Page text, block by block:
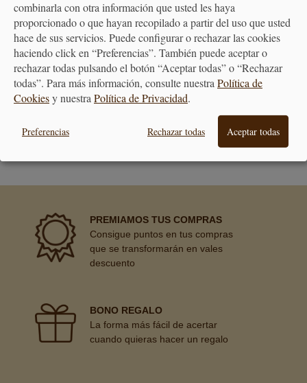
AL CLIENTE
PREMIAMOS TUS COMPRAS
Consigue puntos en tus compras
que se transformarán en vales
descuento
BONO REGALO
La forma más fácil de acertar
cuando quieras hacer un regalo
combinarla con otra información que usted les haya
proporcionado o que hayan recopilado a partir del uso que usted
hace de sus servicios. Puede configurar o rechazar las cookies
haciendo click en “Preferencias”. También puede aceptar o
rechazar todas pulsando el botón “Aceptar todas” o “Rechazar
todas”. Para más información, consulte nuestra Política de
Cookiesy nuestra Política de Privacidad.
Preferencias Rechazar todas Aceptar todas